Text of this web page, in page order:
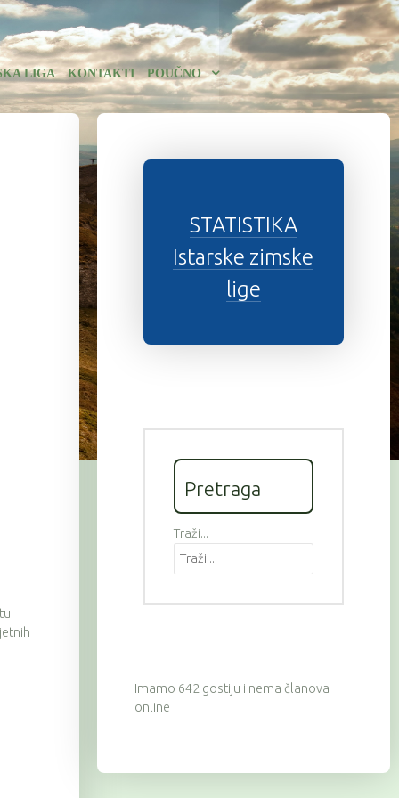
LIGA KONTAKTI POUČNO
STATISTIKA
Istarske zimske
lige
Pretraga
Traži...
Imamo 642 gostiju i nema članova
online